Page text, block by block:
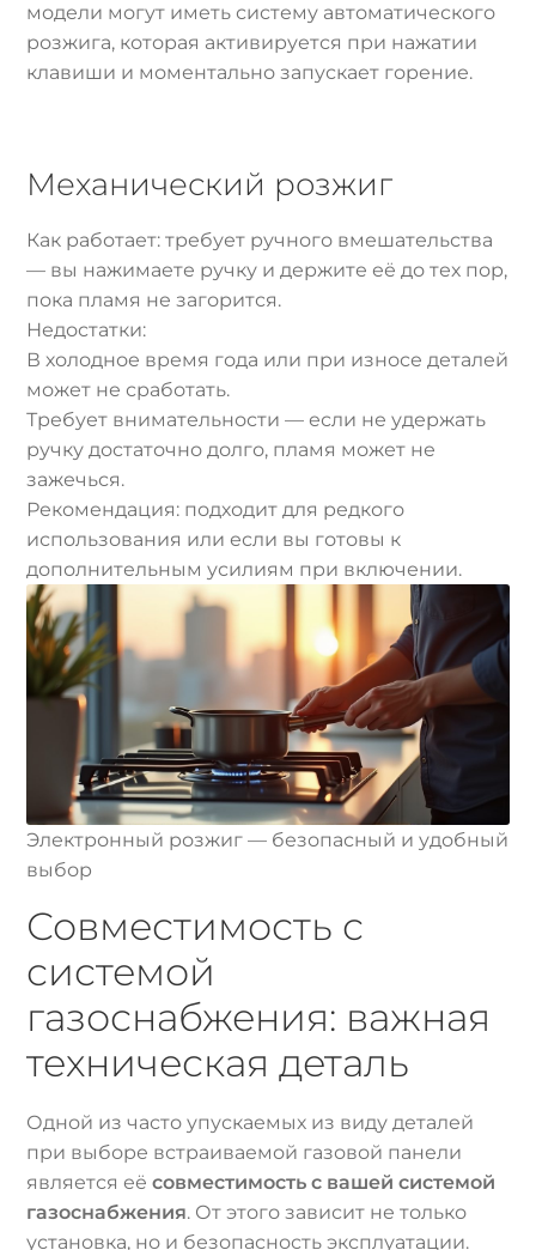
модели могут иметь систему автоматического
розжига, которая активируется при нажатии
клавиши и моментально запускает горение.
Механический розжиг
Как работает: требует ручного вмешательства
— вы нажимаете ручку и держите её до тех пор,
пока пламя не загорится.
Недостатки:
В холодное время года или при износе деталей
может не сработать.
Требует внимательности — если не удержать
ручку достаточно долго, пламя может не
зажечься.
Рекомендация: подходит для редкого
использования или если вы готовы к
дополнительным усилиям при включении.
Электронный розжиг — безопасный и удобный
выбор
Совместимость с
системой
газоснабжения: важная
техническая деталь
Одной из часто упускаемых из виду деталей
при выборе встраиваемой газовой панели
является еёсовместимость с вашей системой
газоснабжения. От этого зависит не только
установка, но и безопасность эксплуатации.